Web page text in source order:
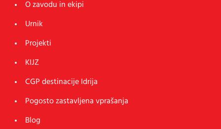
O zavodu in ekipi
Urnik
Projekti
KIJZ
CGP destinacije Idrija
Pogosto zastavljena vprašanja
Blog